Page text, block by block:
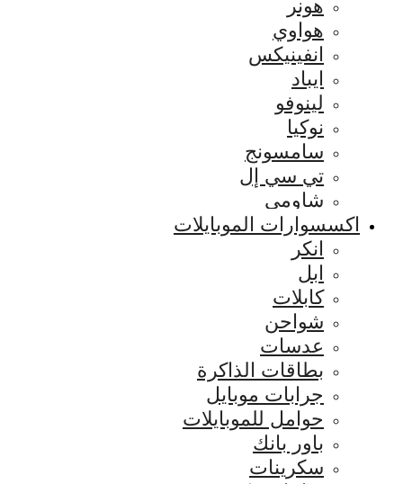
هونر
هواوي
انفينيكس
ايباد
لينوفو
نوكيا
سامسونج
تي سي إل
شاومي
اكسسوارات الموبايلات
انكر
ابل
كابلات
شواحن
عدسات
بطاقات الذاكرة
جرابات موبايل
حوامل للموبايلات
باور بانك
سكرينات